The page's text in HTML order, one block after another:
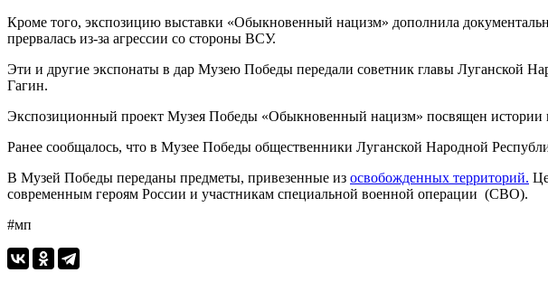
Кроме того, экспозицию выставки «Обыкновенный нацизм» дополнила
прервалась из-за агрессии со стороны ВСУ.
Эти и другие экспонаты в дар Музею Победы передали советник главы
Гагин.
Экспозиционный проект Музея Победы «Обыкновенный нацизм» посвящен истории
Ранее сообщалось, что в Музее Победы общественники Луганской Народной
В Музей Победы переданы предметы, привезенные из освобожденных территорий.
современным героям России и участникам специальной военной операции (СВО).
#мп